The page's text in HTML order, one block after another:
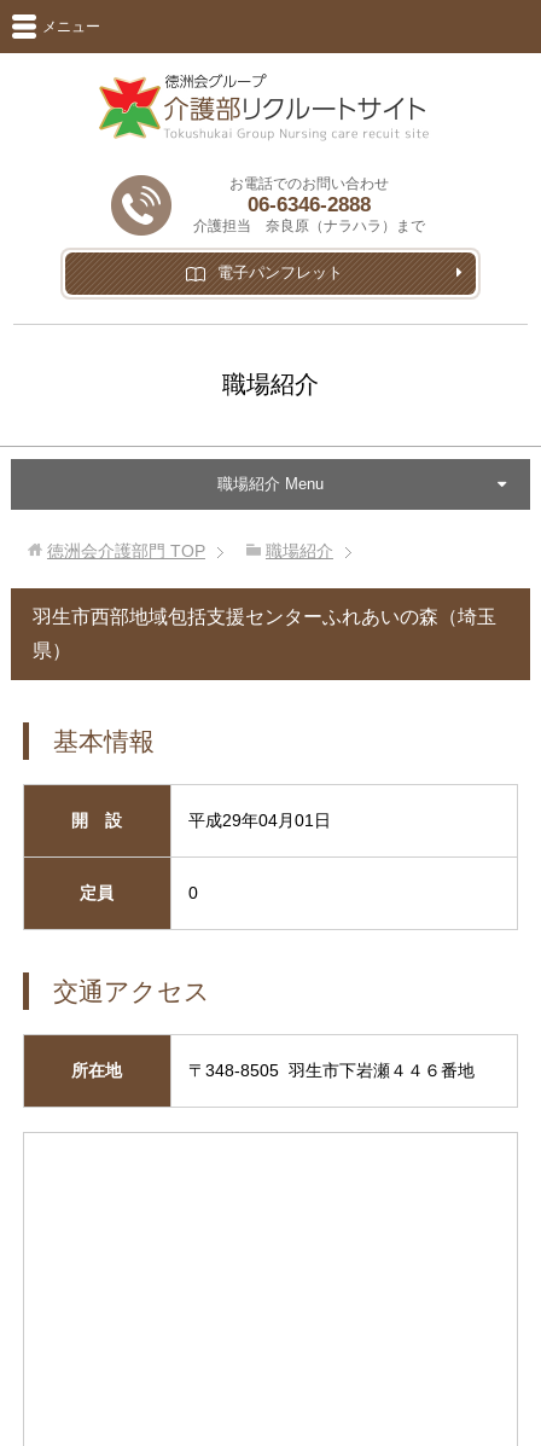
メニュー
お電話でのお問い合わせ
06-6346-2888
介護担当 奈良原（ナラハラ）まで
電子パンフレット
職場紹介
徳洲会介護部門 TOP 職場紹介
羽生市西部地域包括支援センターふれあいの森（埼玉
県）
基本情報
開 設 平成29年04月01日
定員 0
交通アクセス
所在地 〒348-8505 羽生市下岩瀬４４６番地
職場紹介 Menu